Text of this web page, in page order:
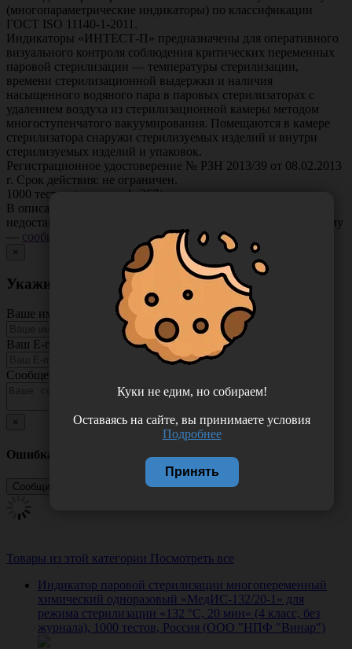
(многопараметрические индикаторы) по классификации
ГОСТ ISO 11140-1-2011 .
Индикаторы «ИНТЕСТ-П» предназначены для оперативного
визуального контроля соблюдения критических переменных
паровой стерилизации — температуры стерилизации,
времени стерилизационной выдержки и наличия
насыщенного водяного пара в паровых стерилизаторах с
удалением воздуха из стерилизационной камеры методом
многоступенчатого вакуумирования. Помещаются в камере
стерилизатора снаружи стерилизуемых изделий и внутри
стерилизуемых изделий и упаковок.
Регистрационное удостоверение № РЗН 2013/39 от 08.02.2013
г. Срок действия: не ограничен.
1000 тестов + журнал ф. 257/у.
В описании товара могут иметь место неточности или
недостающая информация. Если вы заметили такую проблему
— сообщите нам
×
Укажите неточность в описании товара
Ваше имя
Ваш E-mail
Сообщение
×
Ошибка
Товары из этой категории Посмотреть все
Индикатор паровой стерилизации многопеременный
химический одноразовый «МедИС-132/20-1» для
режима стерилизации «132 °С, 20 мин» (4 класс, без
журнала), 1000 тестов, Россия (ООО "НПФ "Винар")
Куки не едим, но собираем!
Оставаясь на сайте, вы принимаете условия
Подробнее
Принять